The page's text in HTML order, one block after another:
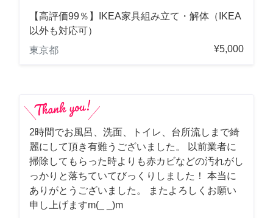
【高評価99％】IKEA家具組み立て・解体（IKEA
以外も対応可）
東京都
¥5,000
2時間でお風呂、洗面、トイレ、台所流しまで綺
麗にして頂き有難うございました。 以前業者に
掃除してもらった時よりも赤カビなどの汚れがし
っかりと落ちていてびっくりしました！ 本当に
ありがとうございました。 またよろしくお願い
申し上げますm(_ _)m